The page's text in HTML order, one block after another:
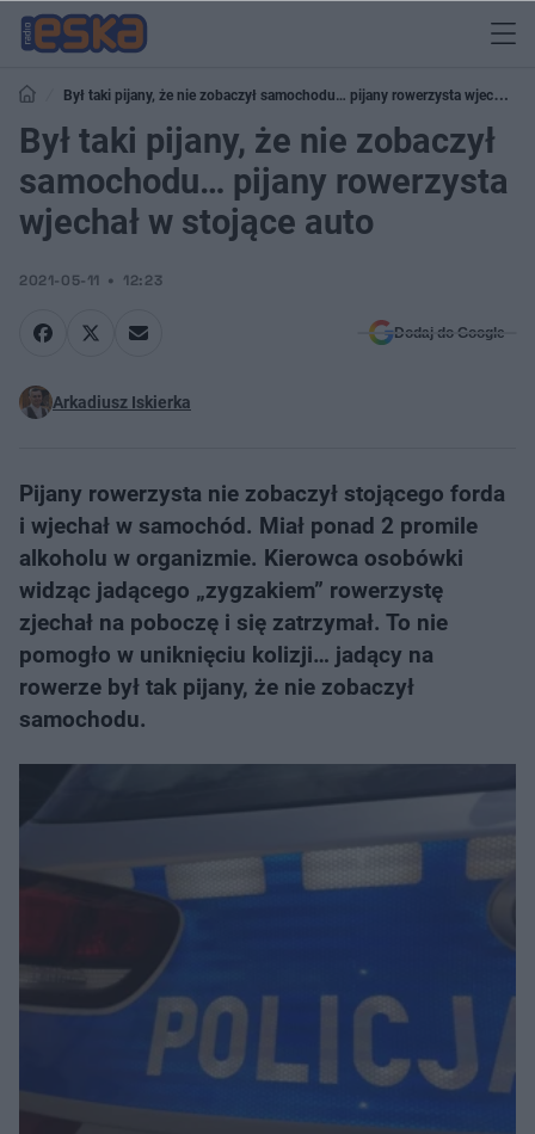
Był taki pijany, że nie zobaczył samochodu… pijany rowerzysta wjechał w
stojące auto
Był taki pijany, że nie zobaczył
samochodu… pijany rowerzysta
wjechał w stojące auto
2021-05-11 12:23
Dodaj do Google
Arkadiusz Iskierka
Pijany rowerzysta nie zobaczył stojącego forda
i wjechał w samochód. Miał ponad 2 promile
alkoholu w organizmie. Kierowca osobówki
widząc jadącego „zygzakiem” rowerzystę
zjechał na poboczę i się zatrzymał. To nie
pomogło w uniknięciu kolizji… jadący na
rowerze był tak pijany, że nie zobaczył
samochodu.